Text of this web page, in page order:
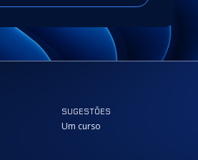
SUGESTÕES
Um curso